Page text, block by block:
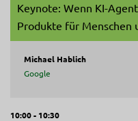
Keynote: Wenn KI-
Produkte für Menschen
Michael Hablich
Google
10:00 - 10:30